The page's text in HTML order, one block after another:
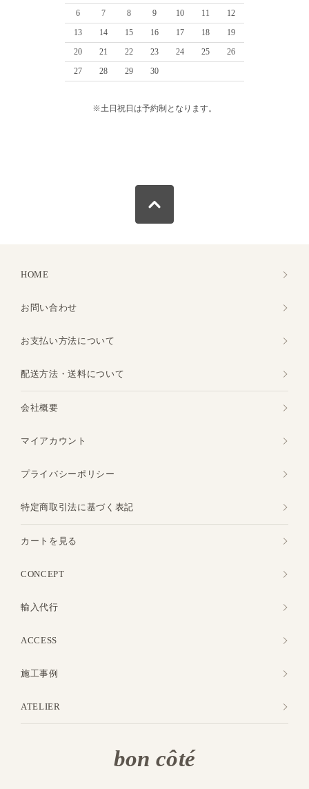
6
7 8 9 10 11
12
13
14 15 16 17 18
19
20
21 22 23 24 25
26
27
28 29 30
※土日祝日は予約制となります。
HOME
お問い合わせ
お支払い方法について
配送方法・送料について
会社概要
マイアカウント
プライバシーポリシー
特定商取引法に基づく表記
カートを見る
CONCEPT
輸入代行
ACCESS
施工事例
ATELIER
bon côté